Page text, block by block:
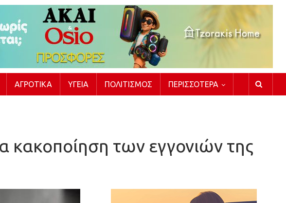
ΑΓΡΟΤΙΚΆ ΥΓΕΊΑ ΠΟΛΙΤΙΣΜΌΣ ΠΕΡΙΣΣΌΤΕΡΑ
κακοποίηση των εγγονιών της